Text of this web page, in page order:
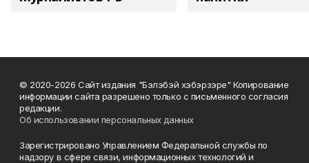
© 2020-2026 Сайт издания "Бэлэбэй хэбэрзэре" Копирование
информации сайта разрешено только с письменного согласия
редакции.
Об использовании персональных данных
Зарегистрировано Управлением Федеральной службы по
надзору в сфере связи, информационных технологий и